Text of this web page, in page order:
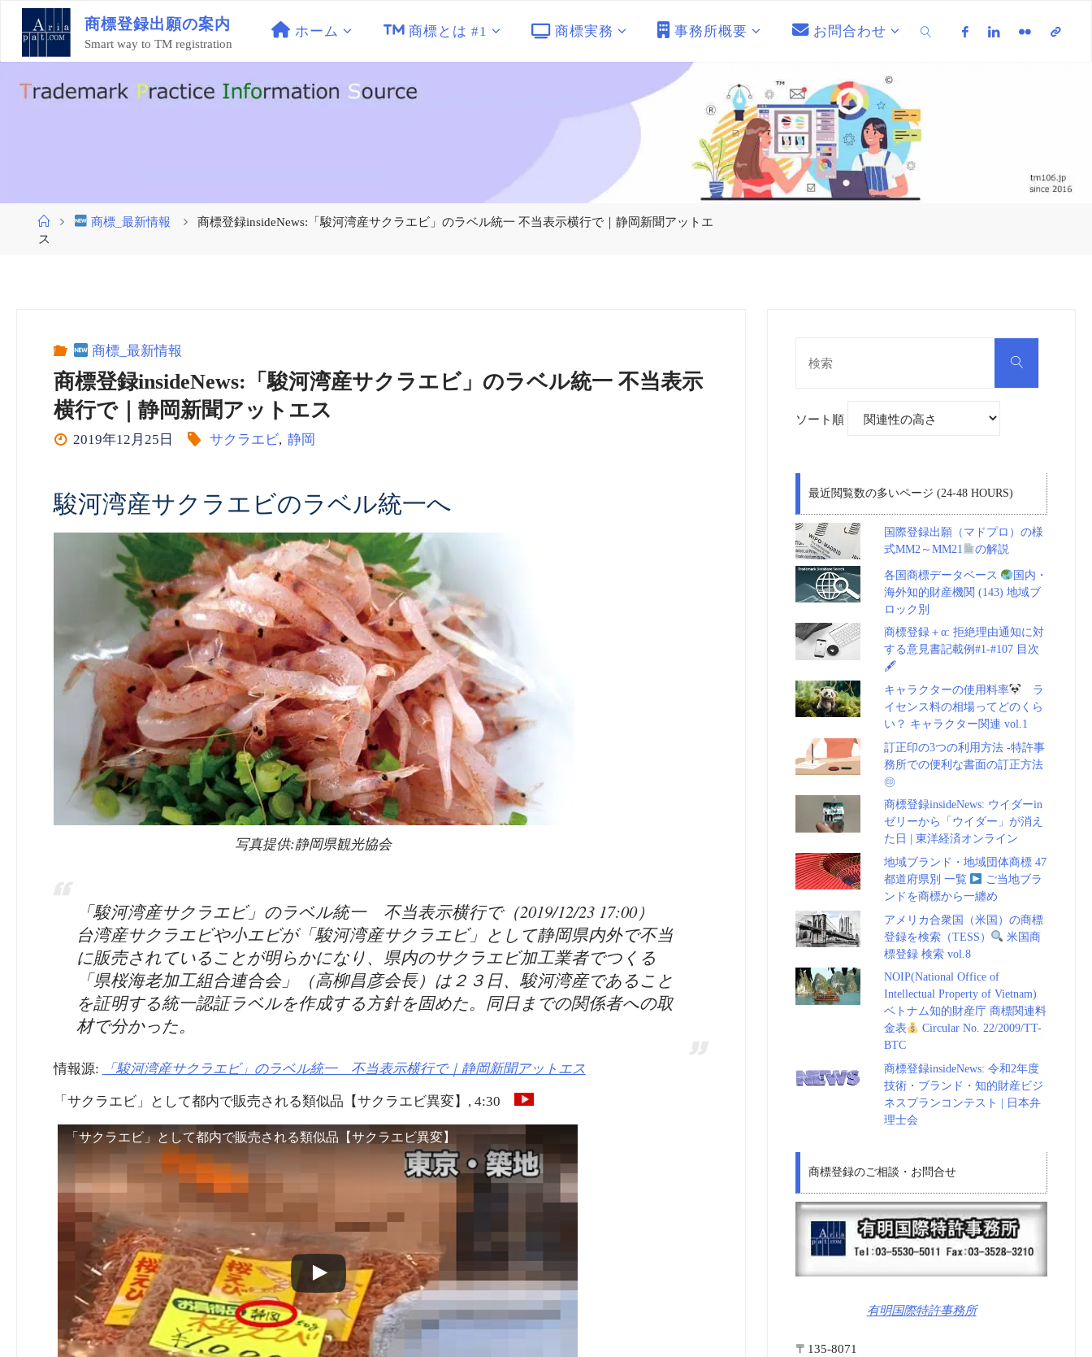
ン
商標登録出願の案内
Smart way to TM registration
ホーム 商標とは #1 商標実務 事務所概要 お問合わせ
ホ
商標_最新情報
商標登録insideNews:「駿河湾産サクラエビ」のラベル統一 不当表示横行で｜静岡新聞アットエ
ス
商標_最新情報
商標登録insideNews:「駿河湾産サクラエビ」のラベル統一 不当表示
横行で｜静岡新聞アットエス
2019年12月25日 サクラエビ, 静岡
駿河湾産サクラエビのラベル統一へ
写真提供:静岡県観光協会
「駿河湾産サクラエビ」のラベル統一 不当表示横行で（2019/12/23 17:00）
台湾産サクラエビや小エビが「駿河湾産サクラエビ」として静岡県内外で不当
に販売されていることが明らかになり、県内のサクラエビ加工業者でつくる
「県桜海老加工組合連合会」（高柳昌彦会長）は２３日、駿河湾産であること
を証明する統一認証ラベルを作成する方針を固めた。同日までの関係者への取
材で分かった。
情報源: 「駿河湾産サクラエビ」のラベル統一 不当表示横行で｜静岡新聞アットエス
「サクラエビ」として都内で販売される類似品【サクラエビ異変】, 4:30
「サクラエビ」として都内で販売される類似品【サクラエビ異変】
検
ソート順
最近閲覧数の多いページ (24-48 HOURS)
国際登録出願（マドプロ）の様
式MM2～MM21
の解説
各国商標データベース
国内・
海外知的財産機関 (143) 地域ブ
ロック別
商標登録＋α: 拒絶理由通知に対
する意見書記載例#1-#107 目次
🖋
キャラクターの使用料率
ラ
イセンス料の相場ってどのくら
い？ キャラクター関連 vol.1
訂正印の3つの利用方法 -特許事
務所での便利な書面の訂正方法
㊞
商標登録insideNews: ウイダーin
ゼリーから「ウイダー」が消え
た日 | 東洋経済オンライン
地域ブランド・地域団体商標 47
都道府県別 一覧
ご当地ブラ
ンドを商標から一纏め
アメリカ合衆国（米国）の商標
登録を検索（TESS）
米国商
標登録 検索 vol.8
NOIP(National Office of
Intellectual Property of Vietnam)
ベトナム知的財産庁 商標関連料
金表
Circular No. 22/2009/TT-
BTC
商標登録insideNews: 令和2年度
技術・ブランド・知的財産ビジ
ネスプランコンテスト | 日本弁
理士会
商標登録のご相談・お問合せ
有明国際特許事務所
〒135-8071